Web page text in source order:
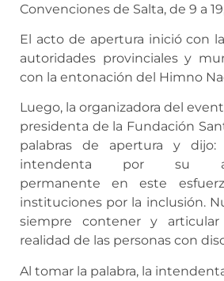
Convenciones de Salta, de 9 a
El acto de apertura inició con
autoridades provinciales y
con la entonación del Himno
Luego, la organizadora del
presidenta de la Fundación
palabras de apertura y dijo:
intendenta por su
permanente en este
instituciones por la inclusión.
siempre contener y
realidad de las personas con
Al tomar la palabra, la